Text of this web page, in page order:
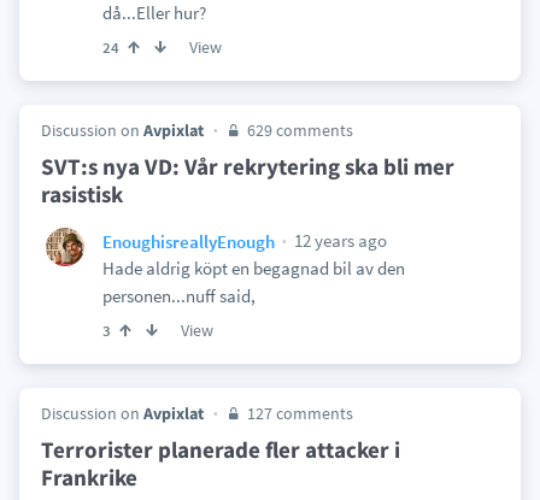
då...Eller hur?
24 View
Discussion on Avpixlat 629 comments
SVT:s nya VD: Vår rekrytering ska bli mer
rasistisk
EnoughisreallyEnough
12 years ago
Hade aldrig köpt en begagnad bil av den
personen...nuff said,
3 View
Discussion on Avpixlat 127 comments
Terrorister planerade fler attacker i
Frankrike